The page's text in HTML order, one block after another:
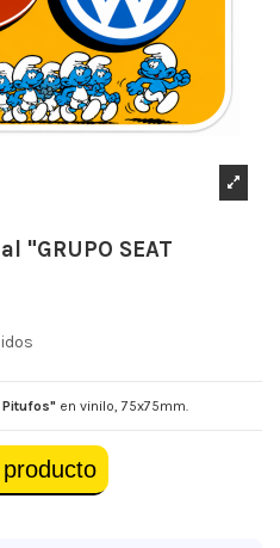
"GRUPO SEAT
Pitufos" en vinilo, 75x75mm.